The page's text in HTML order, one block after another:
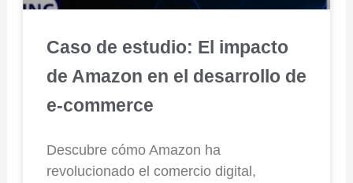
Caso de estudio: El impacto
de Amazon en el desarrollo de
e-commerce
Descubre cómo Amazon ha
revolucionado el comercio digital,